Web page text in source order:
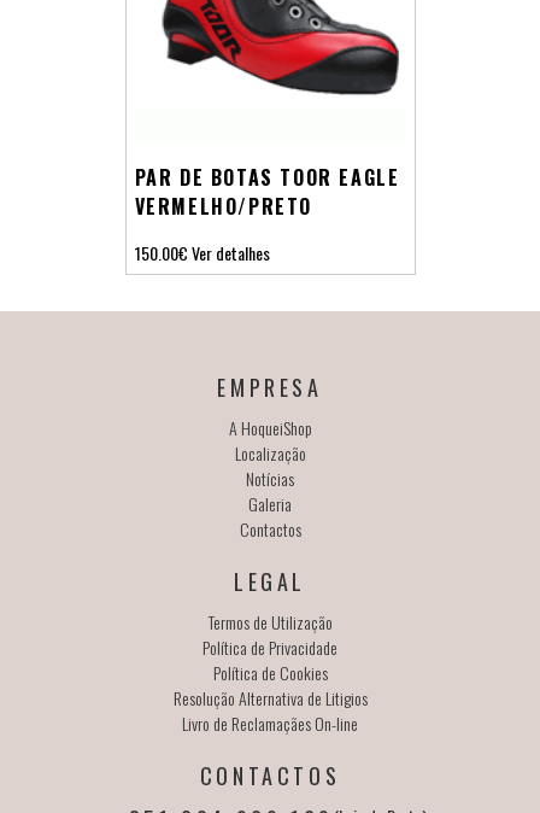
PAR DE BOTAS TOOR EAGLE
VERMELHO/PRETO
150.00€Ver detalhes
EMPRESA
A HoqueiShop
Localização
Notícias
Galeria
Contactos
LEGAL
Termos de Utilização
Política de Privacidade
Política de Cookies
Resolução Alternativa de Litigios
Livro de Reclamaçães On-line
CONTACTOS